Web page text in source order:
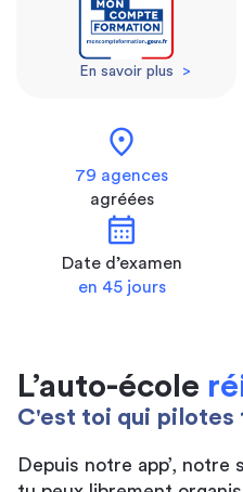
En savoir plus >
location_on
79 agences
agréées
calendar_month
Date d’examen
en 45 jours
L’auto-école
C'est toi qui pilotes
Depuis notre app’, notre